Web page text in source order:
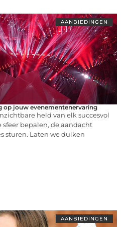
AANBIEDINGEN
op jouw evenementenervaring
held van elk succesvol
bepalen, de aandacht
sturen. Laten we duiken
AANBIEDINGEN